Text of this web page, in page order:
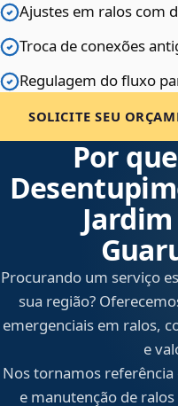
Ajustes em ralos com
Troca de conexões
Regulagem do fluxo
SOLICITE SEU
Por
Procurando um serviço
sua região?
emergenciais em ralos,
e
Nos tornamos
e manutenção de